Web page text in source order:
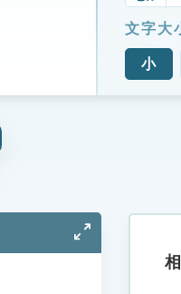
文字大
小